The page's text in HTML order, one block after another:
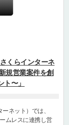
くらインターネ
規営業案件を創
〜」
ネット）では、
ムレスに連携し営